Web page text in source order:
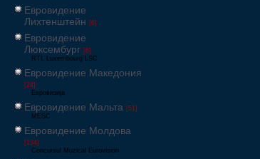
Евровидение
Лихтенштейн [6]
Евровидение
Люксембург [6]
RTL Luxembourg LSC
Евровидение Македония
[24]
Евровизија
Евровидение Мальта [51]
MESC
Евровидение Молдова
[134]
Concursul Muzical Eurovision